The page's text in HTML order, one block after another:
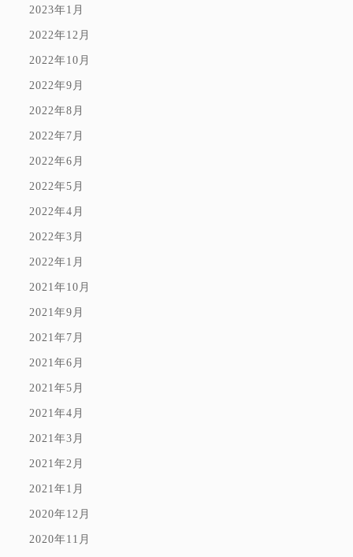
2023年1月
2022年12月
2022年10月
2022年9月
2022年8月
2022年7月
2022年6月
2022年5月
2022年4月
2022年3月
2022年1月
2021年10月
2021年9月
2021年7月
2021年6月
2021年5月
2021年4月
2021年3月
2021年2月
2021年1月
2020年12月
2020年11月